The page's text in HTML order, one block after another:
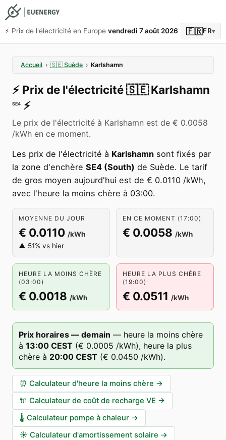
⚡️ Prix de l'électricité en Europe vendredi 7 août 2026 🇫🇷FR▾
Accueil › 🇸🇪 Suède › Karlshamn
⚡️ Prix de l'électricité🇸🇪 Karlshamn
SE4 ⚡️
Le prix de l'électricité à Karlshamn est de € 0.0058
/kWh en ce moment.
Les prix de l'électricité à Karlshamn sont fixés par
la zone d'enchère SE4 (South) de Suède. Le tarif
de gros moyen aujourd'hui est de € 0.0110 /kWh,
avec l'heure la moins chère à 03:00.
MOYENNE DU JOUR
€ 0.0110 /kWh
▲ 51% vs hier
EN CE MOMENT (17:00)
€ 0.0058 /kWh
HEURE LA MOINS CHÈRE
(03:00)
€ 0.0018 /kWh
HEURE LA PLUS CHÈRE
(19:00)
€ 0.0511 /kWh
Prix horaires — demain — heure la moins chère
à 13:00 CEST (€ 0.0005 /kWh), heure la plus
chère à 20:00 CEST (€ 0.0450 /kWh).
⏰ Calculateur d'heure la moins chère →
🔌 Calculateur de coût de recharge VE →
🌡️ Calculateur pompe à chaleur →
☀️ Calculateur d'amortissement solaire →